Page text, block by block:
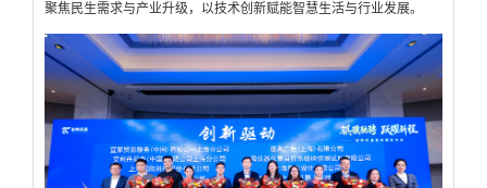
聚焦民生需求与产业升级，以技术创新赋能智慧生活与行业发展。